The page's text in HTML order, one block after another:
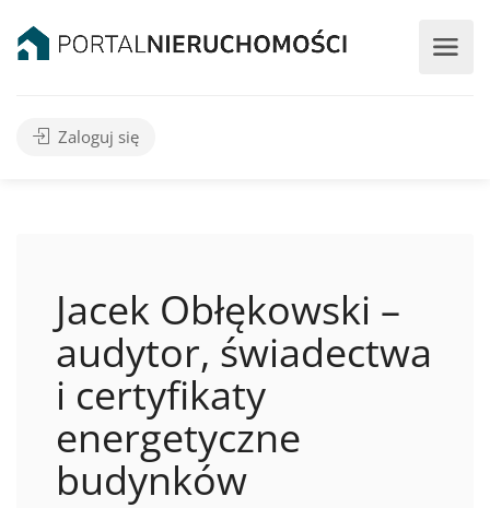
Zaloguj się
Jacek Obłękowski –
audytor, świadectwa
i certyfikaty
energetyczne
budynków